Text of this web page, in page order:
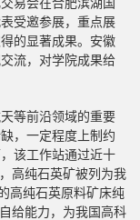
受邀参展，重点展
的显著成果。安徽
流，对学院成果给
等前沿领域的重要
，一定程度上制约
该工作站通过近十
高纯石英矿被列为我
高纯石英原料矿床纯
给能力，为我国高科